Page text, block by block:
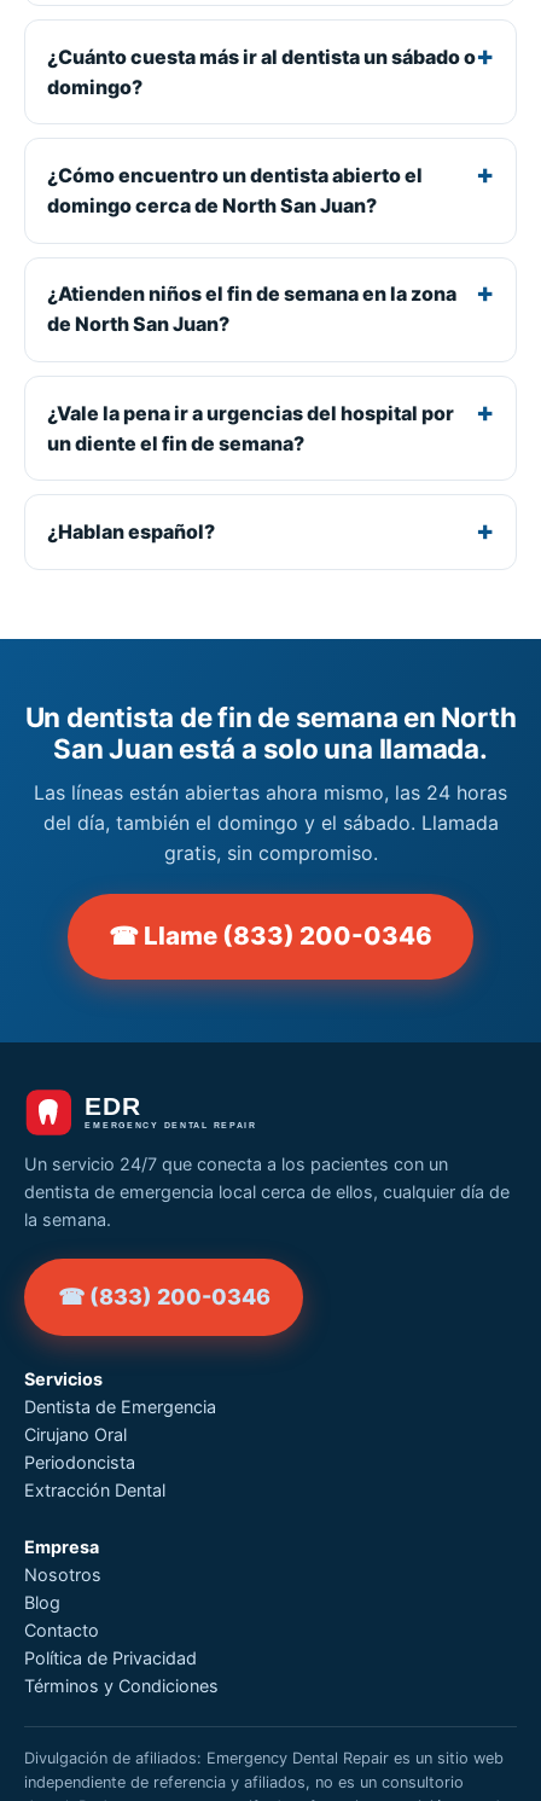
¿Cuánto cuesta más ir al dentista un sábado o
domingo?
¿Cómo encuentro un dentista abierto el
domingo cerca de North San Juan?
¿Atienden niños el fin de semana en la zona
de North San Juan?
¿Vale la pena ir a urgencias del hospital por
un diente el fin de semana?
¿Hablan español?
Un dentista de fin de semana en North
San Juan está a solo una llamada.
Las líneas están abiertas ahora mismo, las 24 horas
del día, también el domingo y el sábado. Llamada
gratis, sin compromiso.
☎ Llame (833) 200-0346
Un servicio 24/7 que conecta a los pacientes con un
dentista de emergencia local cerca de ellos, cualquier día de
la semana.
☎ (833) 200-0346
Servicios
Dentista de Emergencia
Cirujano Oral
Periodoncista
Extracción Dental
Empresa
Nosotros
Blog
Contacto
Política de Privacidad
Términos y Condiciones
Divulgación de afiliados: Emergency Dental Repair es un sitio web
independiente de referencia y afiliados, no es un consultorio